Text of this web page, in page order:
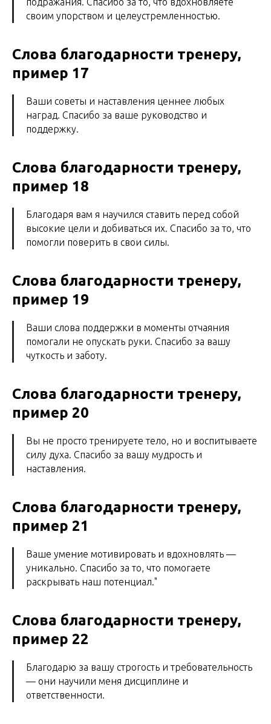
своим упорством и целеустремленностью.
Слова благодарности тренеру,
пример 17
Ваши советы и наставления ценнее любых
наград. Спасибо за ваше руководство и
поддержку.
Слова благодарности тренеру,
пример 18
Благодаря вам я научился ставить перед собой
высокие цели и добиваться их. Спасибо за то, что
помогли поверить в свои силы.
Слова благодарности тренеру,
пример 19
Ваши слова поддержки в моменты отчаяния
помогали не опускать руки. Спасибо за вашу
чуткость и заботу.
Слова благодарности тренеру,
пример 20
Вы не просто тренируете тело, но и воспитываете
силу духа. Спасибо за вашу мудрость и
наставления.
Слова благодарности тренеру,
пример 21
Ваше умение мотивировать и вдохновлять —
уникально. Спасибо за то, что помогаете
раскрывать наш потенциал."
Слова благодарности тренеру,
пример 22
Благодарю за вашу строгость и требовательность
— они научили меня дисциплине и
ответственности.